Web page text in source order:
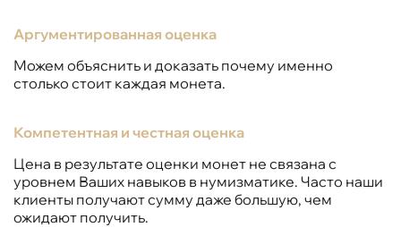
Аргументированная оценка
Можем объяснить и доказать почему именно
столько стоит каждая монета.
Компетентная и честная оценка
Цена в результате оценки монет не связана с
уровнем Ваших навыков в нумизматике. Часто наши
клиенты получают сумму даже большую, чем
ожидают получить.